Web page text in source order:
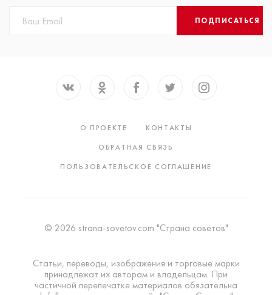
ПОДПИСАТЬСЯ
О ПРОЕКТЕ
КОНТАКТЫ
ОБРАТНАЯ СВЯЗЬ
ПОЛЬЗОВАТЕЛЬСКОЕ СОГЛАШЕНИЕ
© 2026 strana-sovetov.com "Страна советов"
Статьи, переводы, изображения и торговые марки
принадлежат их авторам и владельцам. При
частичной перепечатке материалов обязательна